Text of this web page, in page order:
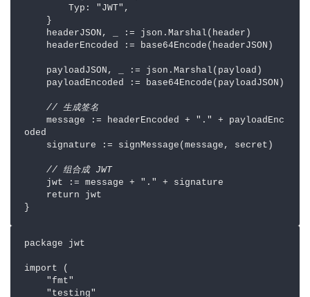
// 生成签名
oded
// 组合成 JWT
package jwt
import (